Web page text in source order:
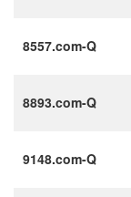
8557.com-Q
8893.com-Q
9148.com-Q